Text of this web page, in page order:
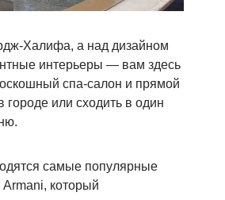
Халифа, а над дизайном
интерьеры — вам здесь
спа-салон и прямой
или сходить в один
самые популярные
который